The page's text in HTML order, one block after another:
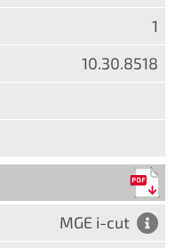
1
10.30.8518
MGE i-cut